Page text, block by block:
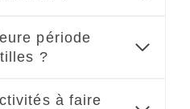
période
?
à faire